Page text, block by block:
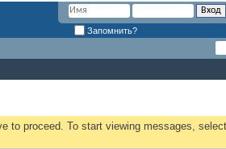
Запомнить?
to proceed. To start viewing messages,